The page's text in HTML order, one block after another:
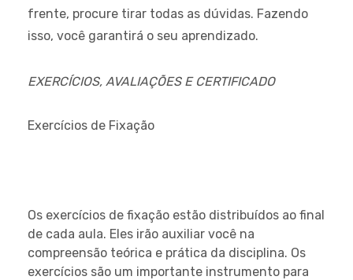
frente, procure tirar todas as dúvidas. Fazendo
isso, você garantirá o seu aprendizado.
EXERCÍCIOS, AVALIAÇÕES E CERTIFICADO
Exercícios de Fixação
Os exercícios de fixação estão distribuídos ao final
de cada aula. Eles irão auxiliar você na
compreensão teórica e prática da disciplina. Os
exercícios são um importante instrumento para